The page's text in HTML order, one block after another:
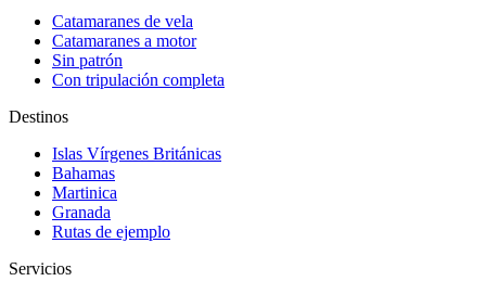
Catamaranes de vela
Catamaranes a motor
Sin patrón
Con tripulación completa
Destinos
Islas Vírgenes Británicas
Bahamas
Martinica
Granada
Rutas de ejemplo
Servicios